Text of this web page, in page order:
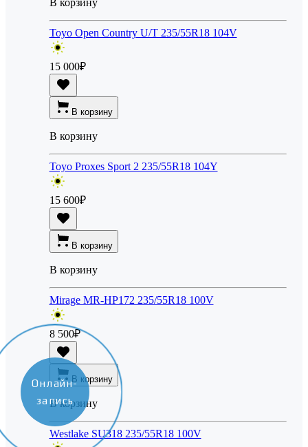
Toyo Open Country U/T 235/55R18 104V
15 000₽
В корзину
В корзину
Toyo Proxes Sport 2 235/55R18 104Y
15 600₽
В корзину
В корзину
Mirage MR-HP172 235/55R18 100V
8 500₽
В корзину
В корзину
Westlake SU318 235/55R18 100V
Онлайн-
запись